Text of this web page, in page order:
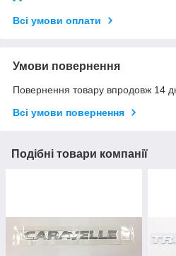
Всі умови оплати
Умови повернення
Повернення товару впродовж 14
Всі умови повернення
Подібні товари компанії